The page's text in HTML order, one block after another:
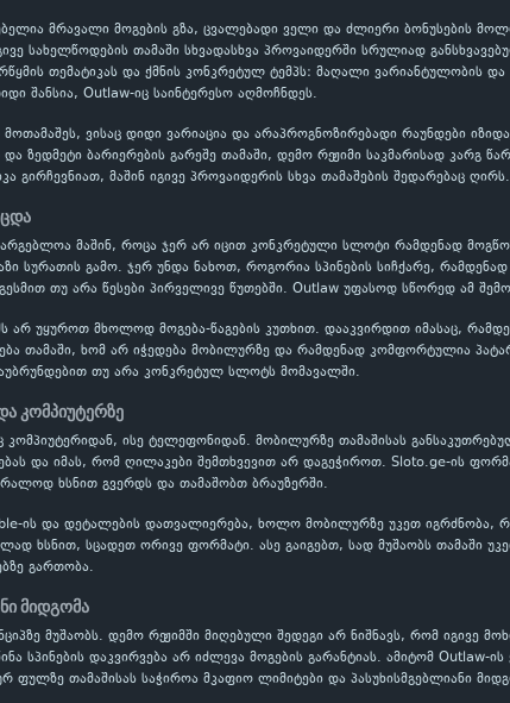
მრავალი მოგების გზა, ცვალებადი ველი და ძლიერი ბონუსების
სახელწოდების თამაში სხვადასხვა პროვაიდერში სრულიად
თემატიკას და ქმნის კონკრეტულ ტემპს: მაღალი ვარიანტულობის
შანსია, Outlaw-იც საინტერესო აღმოჩნდეს.
მოთამაშეს, ვისაც დიდი ვარიაცია და არაპროგნოზირებადი რაუნდები
ზედმეტი ბარიერების გარეშე თამაში, დემო რეჟიმი საკმარისად კარგ
გირჩევნიათ, მაშინ იგივე პროვაიდერის სხვა თამაშების შედარებაც ღირს.
მაშინ, როცა ჯერ არ იცით კონკრეტული სლოტი რამდენად
სურათის გამო. ჯერ უნდა ნახოთ, როგორია სპინების სიჩქარე, რამდენად
თუ არა წესები პირველივე წუთებში. Outlaw უფასოდ სწორედ ამ
არ უყუროთ მხოლოდ მოგება-წაგების კუთხით. დააკვირდით იმასაც,
თამაში, ხომ არ იჭედება მობილურზე და რამდენად კომფორტულია
თუ არა კონკრეტულ სლოტს მომავალში.
კომპიუტერზე
ისე ტელეფონიდან. მობილურზე თამაშისას
და იმას, რომ ღილაკები შემთხვევით არ დაგეჭიროთ. Sloto.ge-ის
ხსნით გვერდს და თამაშობთ ბრაუზერში.
ის და დეტალების დათვალიერება, ხოლო მობილურზე უკეთ იგრძნობა,
ხსნით, სცადეთ ორივე ფორმატი. ასე გაიგებთ, სად მუშაობს თამაში
გართობა.
მიდგომა
მუშაობს. დემო რეჟიმში მიღებული შედეგი არ ნიშნავს, რომ იგივე
სპინების დაკვირვება არ იძლევა მოგების გარანტიას. ამიტომ
თამაშისას საჭიროა მკაფიო ლიმიტები და პასუხისმგებლიანი